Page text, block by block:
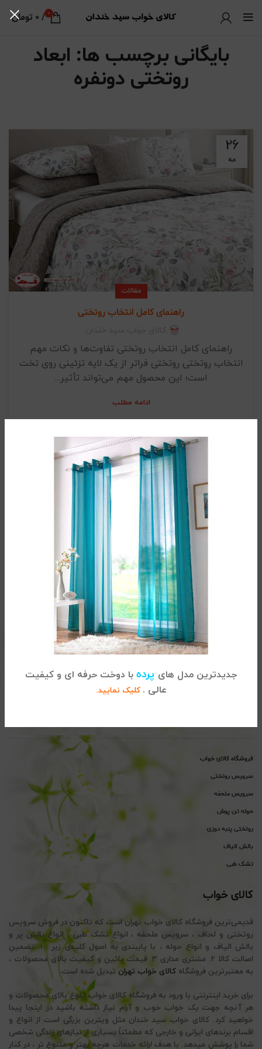
جدیدترین مدل های پرده با دوخت حرفه ای و کیفیت
عالی . کلیک نمایید.
0
/
0 تومان
بایگانی برچسب ها: ابعاد
روتختی دونفره
26
مه
مقالات
راهنمای کامل انتخاب روتختی
راهنمای کامل انتخاب روتختی تفاوت‌ها و نکات مهم
انتخاب روتختی روتختی فراتر از یک لایه تزئینی روی تخت
است؛ این محصول مهم می‌تواند تأثیر...
ادامه مطلب
تماس با کالای خواب
خواجه عبداله انصاری ، پلاک 915
02122864681
فروشگاه کالای خواب
سرویس روتختی
سرویس ملحفه
حوله تن پوش
روتختی پنبه دوزی
بالش الیاف
تشک طبی
کالای خواب
قدیمی‌ترین فروشگاه کالای خواب تهران است که تاکنون در فروش سرویس
روتختی و لحاف ، سرویس ملحفه ، انواع تشک طبی ، انواع بالش پر و
بالش الیاف و انواع حوله ، با پایبندی به اصول کلیدی زیر : 1. تضمین
اصالت کالا 2. مشتری مداری 3. قیمت پائین و کیفیت بالای محصولات ،
به معتبرترین فروشگاه کالای خواب تهران تبدیل شده است.
برای خرید اینترنتی با ورود به فروشگاه کالای خواب تنوع بالای محصولات و
هر آنچه جهت یک خواب خوب و آرام نیاز داشته باشید در اینجا پیدا
خواهید کرد. کالای خواب سید خندان مثل ویترین بزرگی است از انواع و
اقسام برندهای ایرانی و خارجی که مطمئناً بسیاری از نیازهای زندگی شخصی
شما را پوشش میدهد. با هدف ارائه خدمات هرچه بهتر و متنوع تر ، در کنار